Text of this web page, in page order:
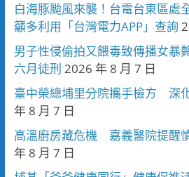
白海豚颱風來襲！台電台東區處
籲多利用「台灣電力APP」查詢
男子性侵偷拍又餵毒致傳播女暴
六月徒刑 2026 年 8 月 7 日
臺中榮總埔里分院攜手檢方 深
年 8 月 7 日
高溫廚房藏危機 嘉義醫院提醒
年 8 月 7 日